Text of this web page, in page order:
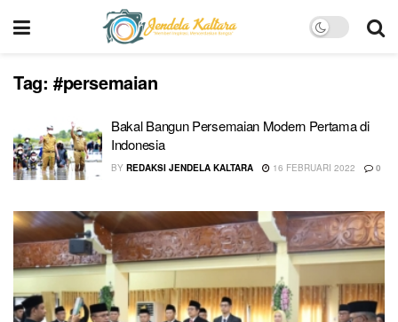
Tag: #persemaian
Bakal Bangun Persemaian Modern Pertama di
Indonesia
BY REDAKSI JENDELA KALTARA 16 FEBRUARI 2022 0